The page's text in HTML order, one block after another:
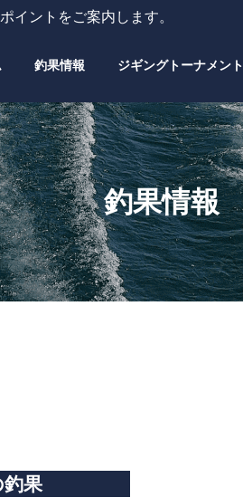
イントをご案内します。
釣果情報 ジギングトーナメント
釣果情報
果